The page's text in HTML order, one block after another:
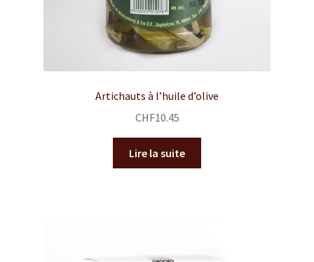
Artichauts à l’huile d’olive
CHF10.45
Lire la suite